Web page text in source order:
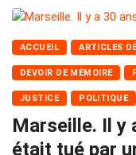
ACCUEIL ARTICLES
DEVOIR DE MÉMOIRE
JUSTICE POLITIQUE
Marseille. Il y
était tué par